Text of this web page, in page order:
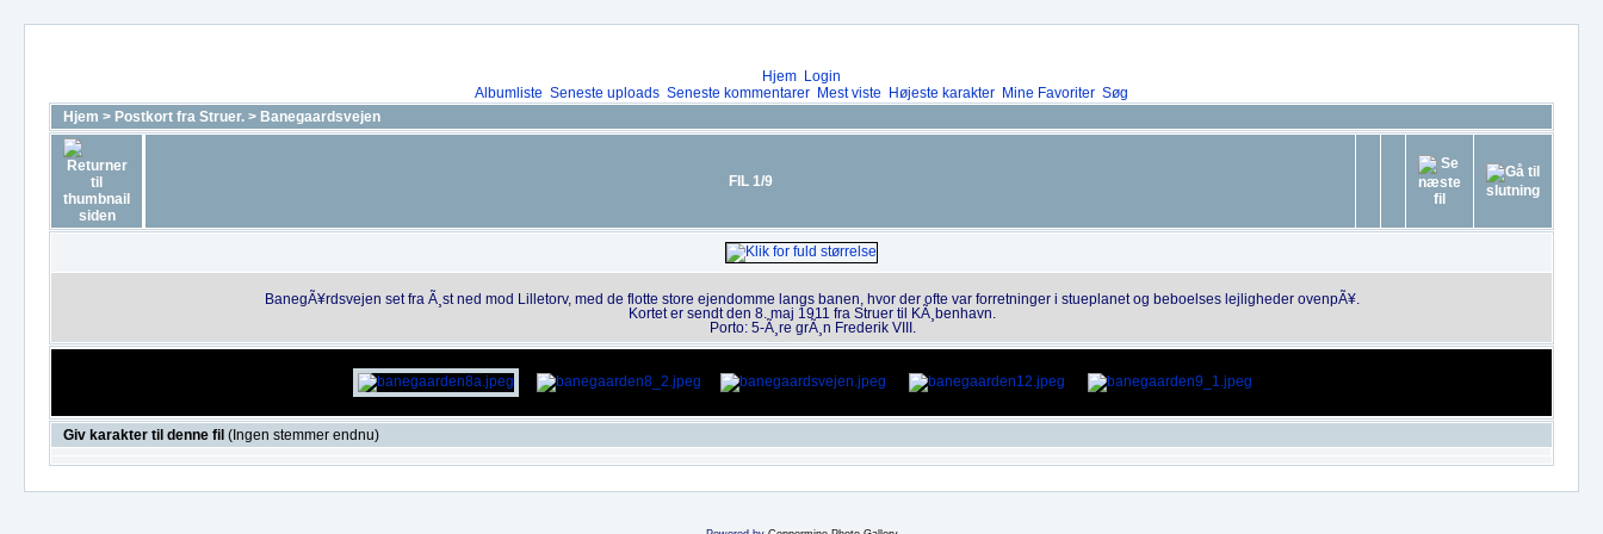
Hjem Login
Albumliste Seneste uploads Seneste kommentarer Mest viste Højeste karakter Mine Favoriter Søg
Hjem > Postkort fra Struer. > Banegaardsvejen
FIL 1/9
BanegÃ¥rdsvejen set fra Ã¸st ned mod Lilletorv, med de flotte store ejendomme langs banen, hvor der ofte var forretninger i stueplanet og beboelses lejligheder ovenpÃ¥.
Kortet er sendt den 8. maj 1911 fra Struer til KÃ¸benhavn.
Porto: 5-Ã¸re grÃ¸n Frederik VIII.
Giv karakter til denne fil (Ingen stemmer endnu)